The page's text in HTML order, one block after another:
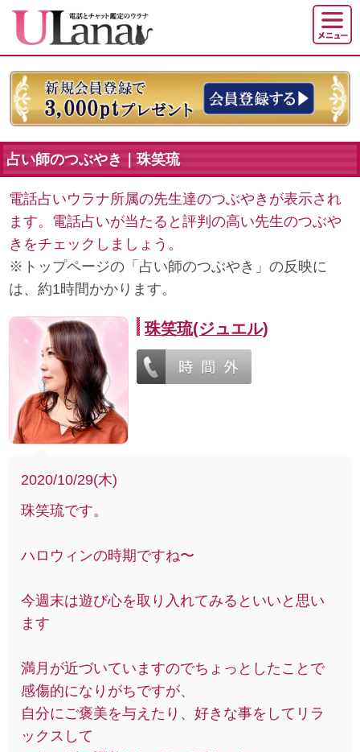
占い師のつぶやき｜珠笑琉
電話占いウラナ所属の先生達のつぶやきが表示され
ます。電話占いが当たると評判の高い先生のつぶや
きをチェックしましょう。
※トップページの「占い師のつぶやき」の反映に
は、約1時間かかります。
珠笑琉(ジュエル)
2020/10/29(木)
珠笑琉です。
ハロウィンの時期ですね〜
今週末は遊び心を取り入れてみるといいと思い
ます
満月が近づいていますのでちょっとしたことで
感傷的になりがちですが、
自分にご褒美を与えたり、好きな事をしてリラ
ックスして